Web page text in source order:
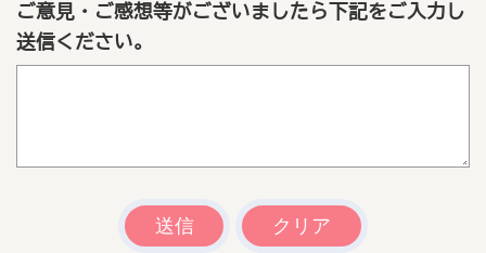
ご意見・ご感想等がございましたら下記をご入力し
送信ください。